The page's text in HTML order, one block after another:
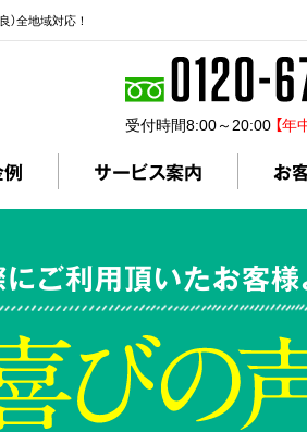
全地域対応！
受付時間8:00～20:00 【年
例 サービス案内 お
ご利用頂いたお客様